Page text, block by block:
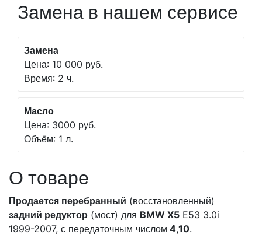
О товаре
Продается перебранный (восстановленный)
задний редуктор (мост) для BMW X5 E53 3.0i
1999-2007, с передаточным числом 4,10.
Замена в нашем сервисе
Замена
Цена: 10 000 руб.
Время: 2 ч.
Масло
Цена: 3000 руб.
Объём: 1 л.